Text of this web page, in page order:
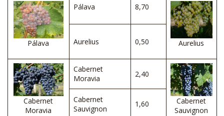
Pálava
Pálava 8,70
Aurelius
Aurelius 0,50
Cabernet
Moravia
Cabernet
Moravia
2,40
Cabernet
Sauvignon
Cabernet
Sauvignon
1,60